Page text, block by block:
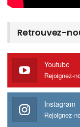
Retrouvez-
Youtube
Rejoignez-
Instagram
Rejoignez-